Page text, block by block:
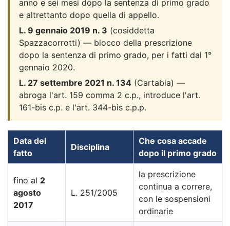
anno e sei mesi dopo la sentenza di primo grado
e altrettanto dopo quella di appello.
L. 9 gennaio 2019 n. 3 (cosiddetta
Spazzacorrotti) — blocco della prescrizione
dopo la sentenza di primo grado, per i fatti dal 1°
gennaio 2020.
L. 27 settembre 2021 n. 134 (Cartabia) —
abroga l'art. 159 comma 2 c.p., introduce l'art.
161-bis c.p. e l'art. 344-bis c.p.p.
Data del
fatto
Disciplina
Che cosa accade
dopo il primo grado
fino al 2
agosto
2017
L. 251/2005
la prescrizione
continua a correre,
con le sospensioni
ordinarie